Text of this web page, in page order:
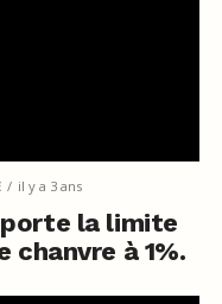
il y a 3 ans
la limite
chanvre à 1%.